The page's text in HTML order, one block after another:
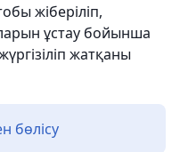
жіберіліп,
ұстау бойынша
жатқаны
бөлісу